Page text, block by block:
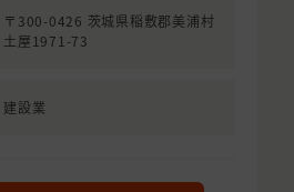
〒300-0426 茨城県稲敷郡美浦村
土屋1971-73
建設業